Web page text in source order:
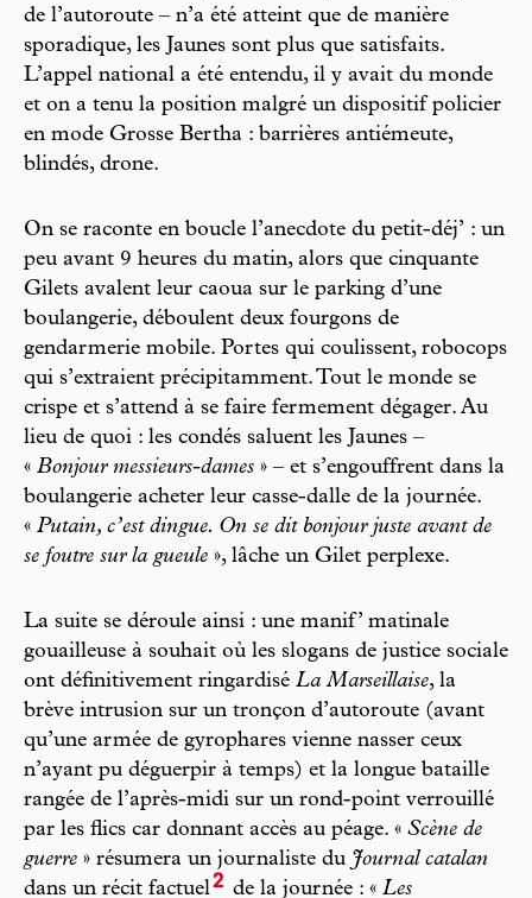
de l’autoroute – n’a été atteint que de manière
sporadique, les Jaunes sont plus que satisfaits.
L’appel national a été entendu, il y avait du monde
et on a tenu la position malgré un dispositif policier
en mode Grosse Bertha : barrières antiémeute,
blindés, drone.
On se raconte en boucle l’anecdote du petit-déj’ : un
peu avant 9 heures du matin, alors que cinquante
Gilets avalent leur caoua sur le parking d’une
boulangerie, déboulent deux fourgons de
gendarmerie mobile. Portes qui coulissent, robocops
qui s’extraient précipitamment. Tout le monde se
crispe et s’attend à se faire fermement dégager. Au
lieu de quoi : les condés saluent les Jaunes –
« Bonjour messieurs-dames » – et s’engouffrent dans la
boulangerie acheter leur casse-dalle de la journée.
« Putain, c’est dingue. On se dit bonjour juste avant de
se foutre sur la gueule », lâche un Gilet perplexe.
La suite se déroule ainsi : une manif’ matinale
gouailleuse à souhait où les slogans de justice sociale
ont définitivement ringardisé La Marseillaise, la
brève intrusion sur un tronçon d’autoroute (avant
qu’une armée de gyrophares vienne nasser ceux
n’ayant pu déguerpir à temps) et la longue bataille
rangée de l’après-midi sur un rond-point verrouillé
par les flics car donnant accès au péage. « Scène de
guerre » résumera un journaliste du Journal catalan
dans un récit factuel2 de la journée : « Les